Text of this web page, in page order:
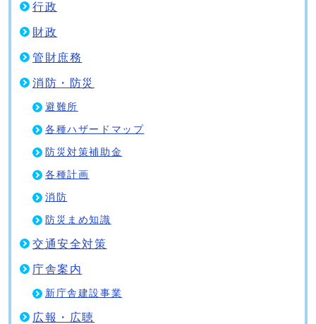
行政
財政
管財庶務
消防・防災
避難所
各種ハザードマップ
防災対策補助金
各種計画
消防
防災まめ知識
交通安全対策
庁舎案内
新庁舎建設事業
広報・広聴